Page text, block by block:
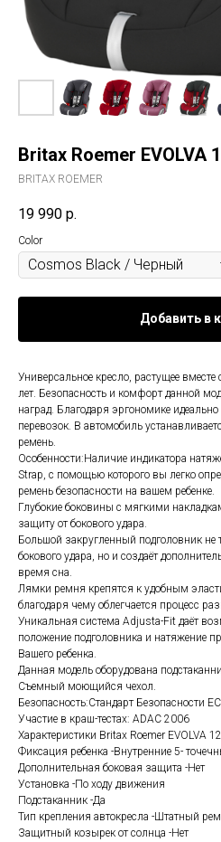
Britax Roemer EVOLVA
BRITAX ROEMER
19 990 р.
Color
Добавить в
Универсальное кресло, растущее
лет. Безопасность и комфорт данной
наград. Благодаря эргономике
перевозок. В автомобиль
ремень.
Особенности:Наличие индикатора
Strap, с помощью которого вы легко
ремень безопасности на вашем ребенке.
Глубокие боковины с мягкими
защиту от бокового удара.
Большой закругленный подголовник не
бокового удара, но и создаёт
время сна.
Лямки ремня крепятся к удобным
благодаря чему облегчается процесс
Уникальная система Adjusta-Fit даёт
положение подголовника и натяжение
Вашего ребенка.
Данная модель оборудована
Съемный моющийся чехол.
Безопасность:Стандарт Безопасности
Участие в краш-тестах: ADAC 2006
Характеристики Britax Roemer EVOLVA
Фиксация ребенка -Внутренние 5-
Дополнительная боковая защита -Нет
Установка -По ходу движения
Подстаканник -Да
Тип крепления автокресла -Штатный
Защитный козырек от солнца -Нет